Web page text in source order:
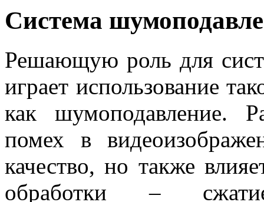
Система
Решающую роль для
играет использование
как шумоподавление.
помех в
качество, но также
обработки –